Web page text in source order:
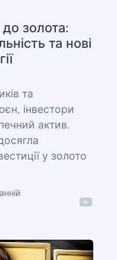
до золота:
та нові
та
інвестори
актив.
у золото